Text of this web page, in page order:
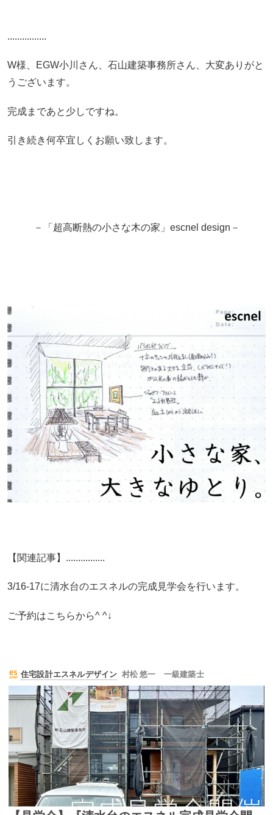
................
W様、EGW小川さん、石山建築事務所さん、大変ありがと
うございます。
完成まであと少しですね。
引き続き何卒宜しくお願い致します。
－「超高断熱の小さな木の家」escnel design－
【関連記事】................
3/16-17に清水台のエスネルの完成見学会を行います。
ご予約はこちらから^ ^↓